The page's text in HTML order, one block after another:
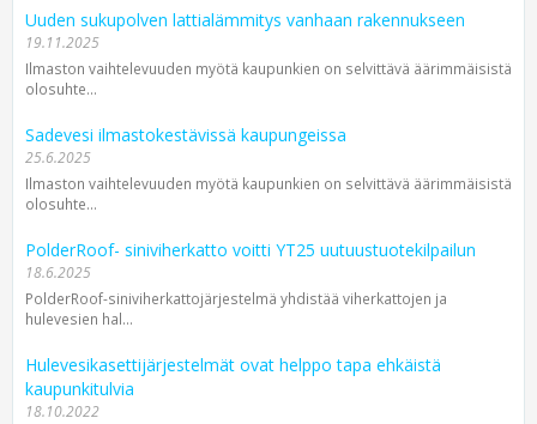
Uuden sukupolven lattialämmitys vanhaan rakennukseen
19.11.2025
Ilmaston vaihtelevuuden myötä kaupunkien on selvittävä äärimmäisistä
olosuhte...
Sadevesi ilmastokestävissä kaupungeissa
25.6.2025
Ilmaston vaihtelevuuden myötä kaupunkien on selvittävä äärimmäisistä
olosuhte...
PolderRoof- siniviherkatto voitti YT25 uutuustuotekilpailun
18.6.2025
PolderRoof-siniviherkattojärjestelmä yhdistää viherkattojen ja
hulevesien hal...
Hulevesikasettijärjestelmät ovat helppo tapa ehkäistä
kaupunkitulvia
18.10.2022